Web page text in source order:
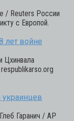
/ Reuters России
с Европой.
лет войне
Цхинвала
украинцев
Гаранич / AP